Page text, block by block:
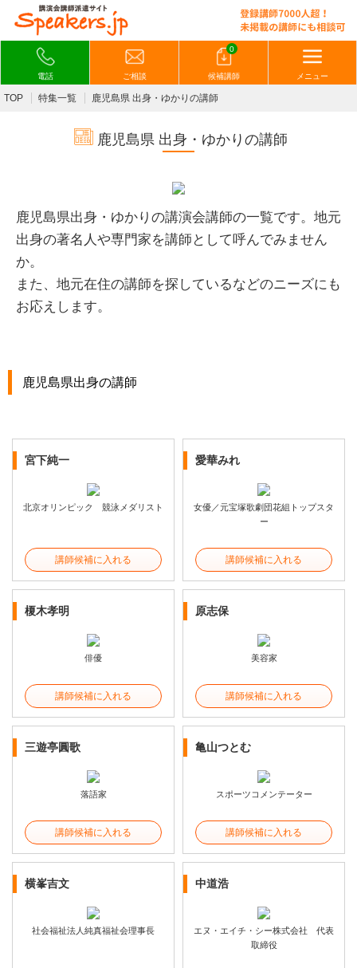
電話 ご相談
0
候補講師 メニュー
TOP 特集一覧 鹿児島県 出身・ゆかりの講師
鹿児島県 出身・ゆかりの講師
鹿児島県出身・ゆかりの講演会講師の一覧です。 地元
出身の著名人や専門家を講師として呼んでみません
か。
また、 地元在住の講師を探しているなどのニーズにも
お応えします。
鹿児島県出身の講師
宮下純一
北京オリンピック 競泳メダリスト
講師候補に入れる
愛華みれ
女優／元宝塚歌劇団花組トップスタ
ー
講師候補に入れる
榎木孝明
俳優
講師候補に入れる
原志保
美容家
講師候補に入れる
三遊亭圓歌
落語家
講師候補に入れる
亀山つとむ
スポーツコメンテーター
講師候補に入れる
横峯吉文
社会福祉法人純真福祉会理事長
中道浩
エヌ・エイチ・シー株式会社 代表
取締役